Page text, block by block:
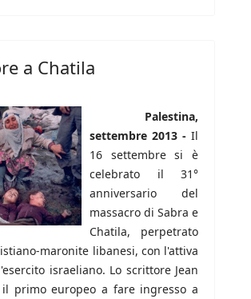
a Chatila
Palestina,
settembre 2013 - Il
16 settembre si è
celebrato il 31°
anniversario del
massacro di Sabra e
Chatila, perpetrato
maronite libanesi, con l'attiva
israeliano. Lo scrittore Jean
primo europeo a fare ingresso a